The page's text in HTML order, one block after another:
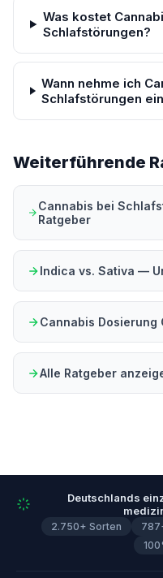
Was kostet
Schlafstörungen?
Wann nehme ich
Schlafstörungen
Weiterführende
Cannabis bei
Ratgeber
Indica vs. Sativa —
Cannabis Dosierung
Alle Ratgeber
Deutschlands
2.750+ Sorten